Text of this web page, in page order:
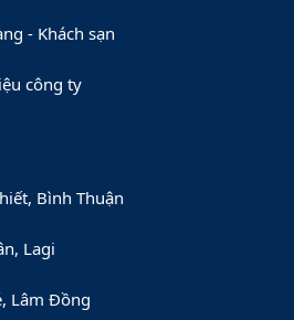
- Khách sạn
công ty
Bình Thuận
Lagi
Lâm Đồng